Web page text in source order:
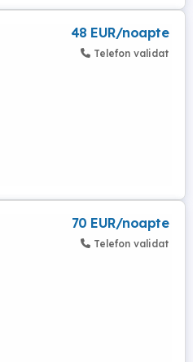
48 EUR/noapte
Telefon validat
70 EUR/noapte
Telefon validat